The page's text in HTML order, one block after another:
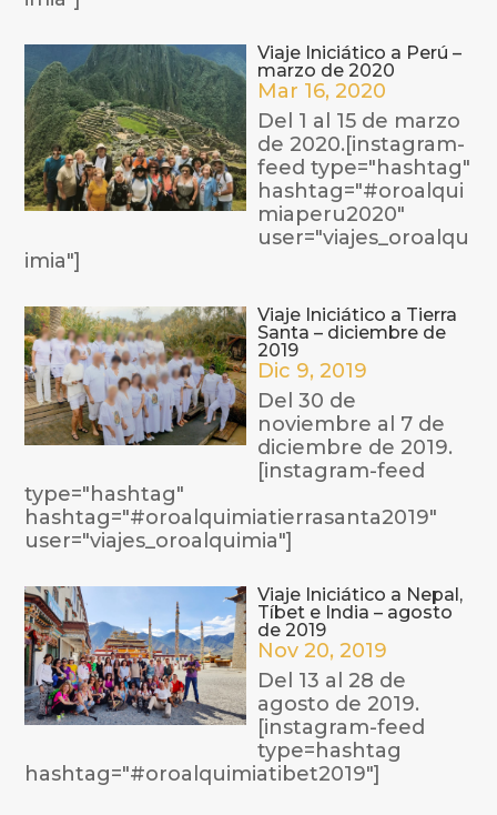
Viaje Iniciático a Perú –
marzo de 2020
Mar 16, 2020
Del 1 al 15 de marzo
de 2020.[instagram-
feed type="hashtag"
hashtag="#oroalqui
miaperu2020"
user="viajes_oroalqu
imia"]
Viaje Iniciático a Tierra
Santa – diciembre de
2019
Dic 9, 2019
Del 30 de
noviembre al 7 de
diciembre de 2019.
[instagram-feed
type="hashtag"
hashtag="#oroalquimiatierrasanta2019"
user="viajes_oroalquimia"]
Viaje Iniciático a Nepal,
Tíbet e India – agosto
de 2019
Nov 20, 2019
Del 13 al 28 de
agosto de 2019.
[instagram-feed
type=hashtag
hashtag="#oroalquimiatibet2019"]